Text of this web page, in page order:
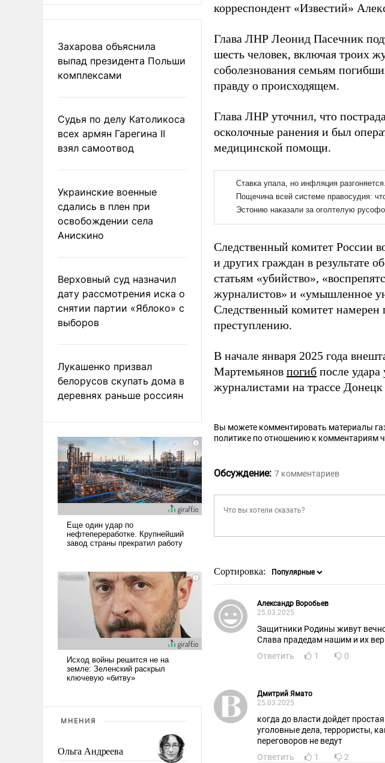
Захарова объяснила
выпад президента Польши
комплексами
Судья по делу Католикоса
всех армян Гарегина II
взял самоотвод
Украинские военные
сдались в плен при
освобождении села
Анискино
Верховный суд назначил
дату рассмотрения иска о
снятии партии «Яблоко» с
выборов
Лукашенко призвал
белорусов скупать дома в
деревнях раньше россиян
МНЕНИЯ
Ольга Андреева
корреспондент «Известий»
Глава ЛНР Леонид Пасечник
шесть человек, включая троих
соболезнования семьям
правду о происходящем.
Глава ЛНР уточнил, что
осколочные ранения и был
медицинской помощи.
Следственный комитет России
и других граждан в результате
статьям «убийство»,
журналистов» и «умышленное
Следственный комитет намерен
преступлению.
В начале января 2025 года
Мартемьянов погиб после
журналистами на трассе Донецк
Вы можете комментировать материалы
политике по отношению к комментариям
Обсуждение: 7 комментариев
Сортировка:
Александр Воробьев
25.03.2025
Защитники Родины живут
Слава прадедам нашим и их
Ответить
1 0
Дмитрий Ямато
25.03.2025
когда до власти дойдет
уголовные дела, террористы,
переговоров не ведут
Ответить
1 2